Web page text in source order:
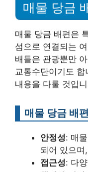
매물 당금
매물 당금 배편은
섬으로 연결되는
배들은 관광뿐만
교통수단이기도
내용을 다룰 것입
매물 당금 배
안정성: 매
되어 있으며
접근성: 다